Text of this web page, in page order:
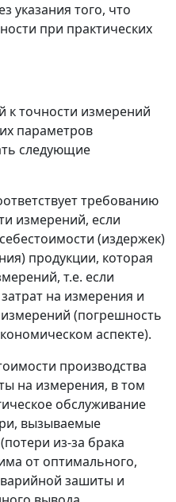
указания того, что
при практических
к точности измерений
параметров
следующие
требованию
измерений, если
(издержек)
продукции, которая
т.е. если
на измерения и
(погрешность
аспекте).
производства
на измерения, в том
обслуживание
вызываемые
из-за брака
от оптимального,
зашиты и